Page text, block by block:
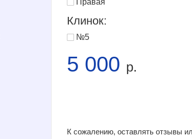
Правая
Клинок:
№5
5 000 р.
К сожалению, оставлять отзывы